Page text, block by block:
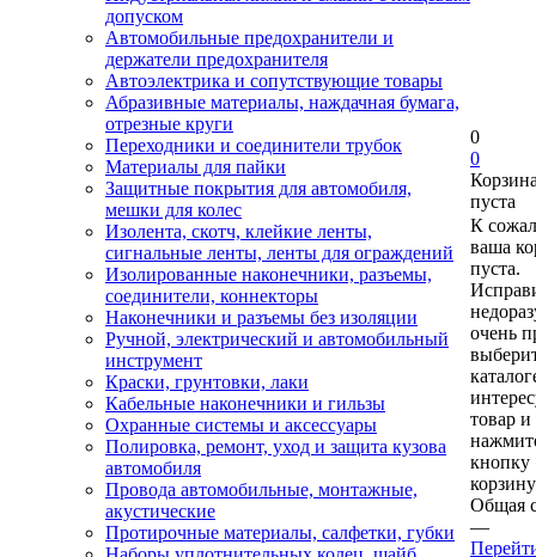
допуском
Автомобильные предохранители и
держатели предохранителя
Автоэлектрика и сопутствующие товары
Абразивные материалы, наждачная бумага,
отрезные круги
Переходники и соединители трубок
Материалы для пайки
Защитные покрытия для автомобиля,
мешки для колес
Изолента, скотч, клейкие ленты,
сигнальные ленты, ленты для ограждений
Изолированные наконечники, разъемы,
соединители, коннекторы
Наконечники и разъемы без изоляции
Ручной, электрический и автомобильный
инструмент
Краски, грунтовки, лаки
Кабельные наконечники и гильзы
Охранные системы и аксессуары
Полировка, ремонт, уход и защита кузова
автомобиля
Провода автомобильные, монтажные,
акустические
Протирочные материалы, салфетки, губки
0
0
пуста
К
ваша
пуста.
очень
товар и
кнопку
Общая
—